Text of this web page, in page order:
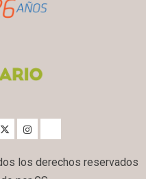
los derechos reservados